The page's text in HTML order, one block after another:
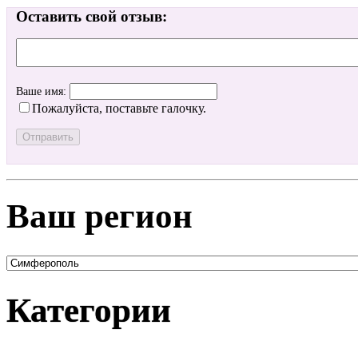
Оставить свой отзыв:
Ваше имя:
Пожалуйста, поставьте галочку.
Ваш регион
Категории